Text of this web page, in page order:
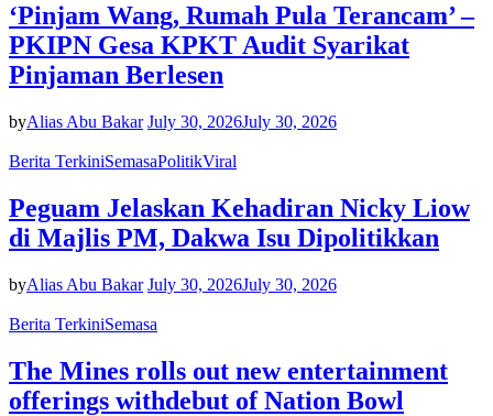
‘Pinjam Wang, Rumah Pula Terancam’ –
PKIPN Gesa KPKT Audit Syarikat
Pinjaman Berlesen
byAlias Abu Bakar July 30, 2026July 30, 2026
Berita TerkiniSemasaPolitikViral
Peguam Jelaskan Kehadiran Nicky Liow
di Majlis PM, Dakwa Isu Dipolitikkan
byAlias Abu Bakar July 30, 2026July 30, 2026
Berita TerkiniSemasa
The Mines rolls out new entertainment
offerings withdebut of Nation Bowl